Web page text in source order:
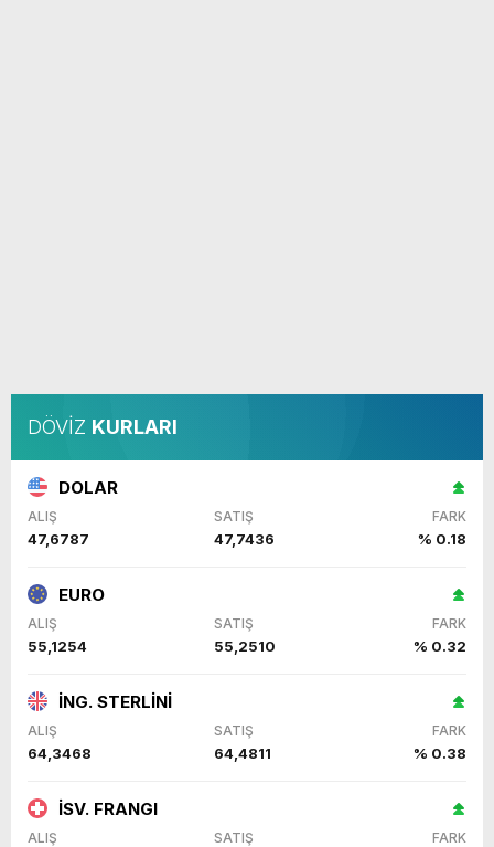
DÖVİZ KURLARI
DOLAR
ALIŞ SATIŞ FARK
47,6787 47,7436 % 0.18
EURO
ALIŞ SATIŞ FARK
55,1254 55,2510 % 0.32
İNG. STERLİNİ
ALIŞ SATIŞ FARK
64,3468 64,4811 % 0.38
İSV. FRANGI
ALIŞ SATIŞ FARK